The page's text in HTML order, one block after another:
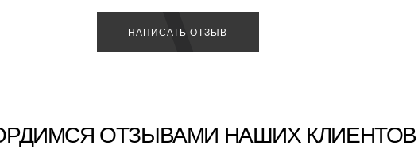
НАПИСАТЬ ОТЗЫВ
ОТЗЫВАМИ НАШИХ КЛИЕНТОВ